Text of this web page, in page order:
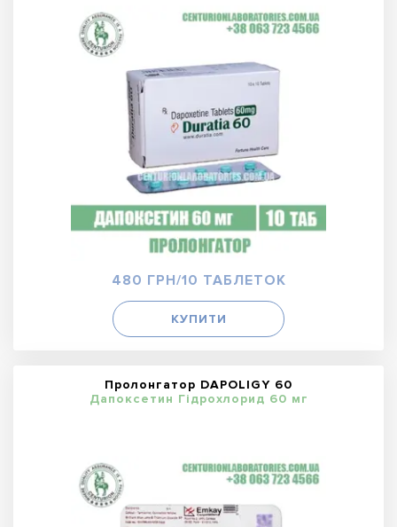
480 ГРН/10 ТАБЛЕТОК
КУПИТИ
Пролонгатор DAPOLIGY 60
Дапоксетин Гідрохлорид 60 мг